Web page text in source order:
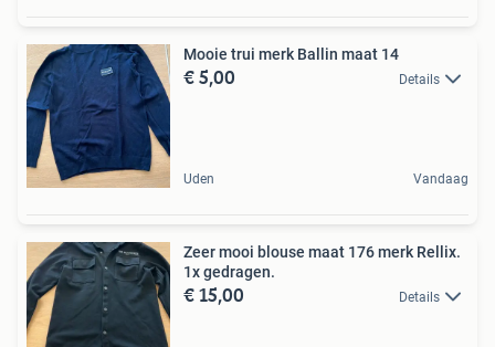
Mooie trui merk Ballin maat 14
€ 5,00 Details
Uden Vandaag
Zeer mooi blouse maat 176 merk Rellix.
1x gedragen.
€ 15,00 Details